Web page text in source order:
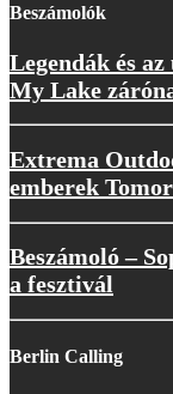
Beszámolók
Legendák és
My Lake
Extrema
emberek
Beszámoló –
a fesztivál
Berlin Calling